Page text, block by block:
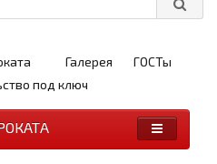
Галерея
ГОСТы
под ключ